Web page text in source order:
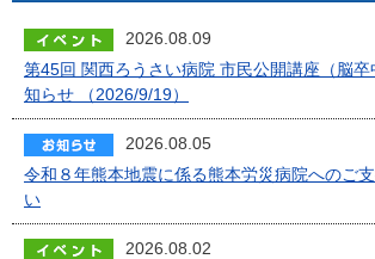
2026.08.09
第45回 関西ろうさい病院 市民公開講座（脳
知らせ （2026/9/19）
2026.08.05
令和８年熊本地震に係る熊本労災病院へのご
い
2026.08.02